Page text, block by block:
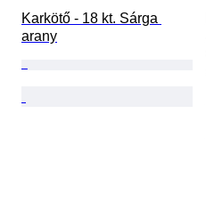
Karkötő - 18 kt. Sárga
arany